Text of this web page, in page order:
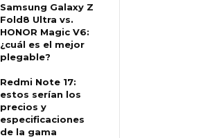
Samsung Galaxy Z
Fold8 Ultra vs.
HONOR Magic V6:
¿cuál es el mejor
plegable?
Redmi Note 17:
estos serían los
precios y
especificaciones
de la gama